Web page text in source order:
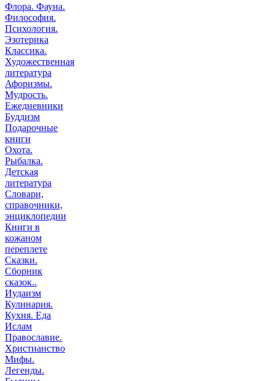
Флора. Фауна.
Философия.
Психология.
Эзотерика
Классика.
Художественная
литература
Афоризмы.
Мудрость.
Ежедневники
Буддизм
Подарочные
книги
Охота.
Рыбалка.
Детская
литература
Словари,
справочники,
энциклопедии
Книги в
кожаном
переплете
Сказки.
Сборник
сказок..
Иудаизм
Кулинария.
Кухня. Еда
Ислам
Православие.
Христианство
Мифы.
Легенды.